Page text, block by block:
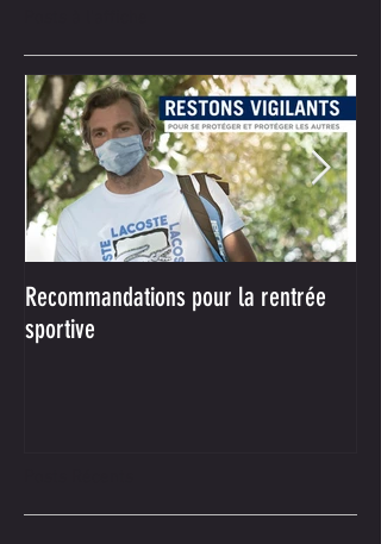
Recommandations pour la rentrée
sportive